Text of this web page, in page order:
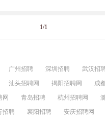
1/1
广州招聘 深圳招聘
武汉招
汕头招聘网 揭阳招聘网
成
网 青岛招聘 杭州招聘网
招聘 襄阳招聘 安庆招聘网